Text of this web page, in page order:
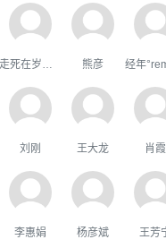
熊彦 经年
刘刚 王大龙 肖霞
李惠娟 杨彦斌 王芳